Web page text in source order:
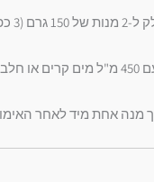
כל אחת).
מנה אחת מיד לאחר